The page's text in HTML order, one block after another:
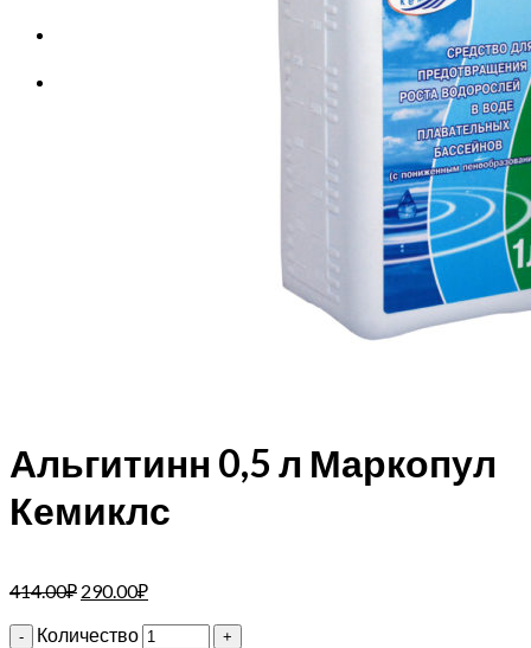
Альгитинн 0,5 л Маркопул
Кемиклс
414.00₽ 290.00₽
Количество